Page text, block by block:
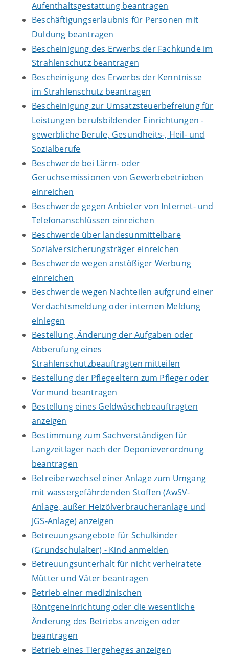
Aufenthaltsgestattung beantragen
Beschäftigungserlaubnis für Personen mit
Duldung beantragen
Bescheinigung des Erwerbs der Fachkunde im
Strahlenschutz beantragen
Bescheinigung des Erwerbs der Kenntnisse
im Strahlenschutz beantragen
Bescheinigung zur Umsatzsteuerbefreiung für
Leistungen berufsbildender Einrichtungen -
gewerbliche Berufe, Gesundheits-, Heil- und
Sozialberufe
Beschwerde bei Lärm- oder
Geruchsemissionen von Gewerbebetrieben
einreichen
Beschwerde gegen Anbieter von Internet- und
Telefonanschlüssen einreichen
Beschwerde über landesunmittelbare
Sozialversicherungsträger einreichen
Beschwerde wegen anstößiger Werbung
einreichen
Beschwerde wegen Nachteilen aufgrund einer
Verdachtsmeldung oder internen Meldung
einlegen
Bestellung, Änderung der Aufgaben oder
Abberufung eines
Strahlenschutzbeauftragten mitteilen
Bestellung der Pflegeeltern zum Pfleger oder
Vormund beantragen
Bestellung eines Geldwäschebeauftragten
anzeigen
Bestimmung zum Sachverständigen für
Langzeitlager nach der Deponieverordnung
beantragen
Betreiberwechsel einer Anlage zum Umgang
mit wassergefährdenden Stoffen (AwSV-
Anlage, außer Heizölverbraucheranlage und
JGS-Anlage) anzeigen
Betreuungsangebote für Schulkinder
(Grundschulalter) - Kind anmelden
Betreuungsunterhalt für nicht verheiratete
Mütter und Väter beantragen
Betrieb einer medizinischen
Röntgeneinrichtung oder die wesentliche
Änderung des Betriebs anzeigen oder
beantragen
Betrieb eines Tiergeheges anzeigen